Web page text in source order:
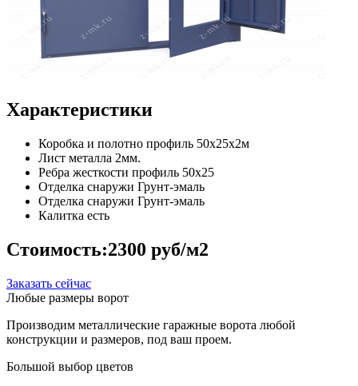
Характеристики
Коробка и полотно профиль 50х25х2м
Лист металла 2мм.
Ребра жесткости профиль 50х25
Отделка снаружи Грунт-эмаль
Отделка снаружи Грунт-эмаль
Калитка есть
Стоимость:2300 руб/м2
Заказать сейчас
Любые размеры ворот
Производим металлические гаражные ворота любой
конструкции и размеров, под ваш проем.
Большой выбор цветов